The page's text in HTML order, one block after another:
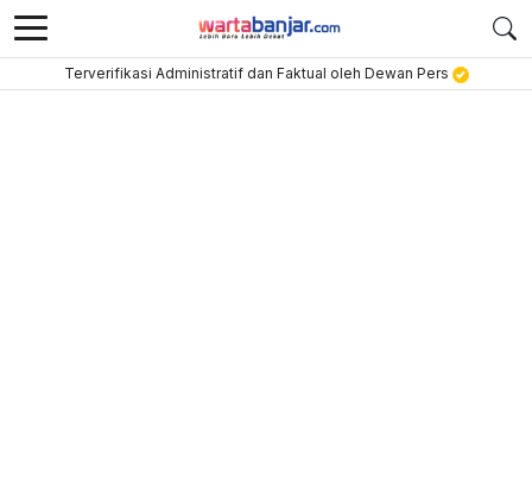
Terverifikasi Administratif dan Faktual oleh Dewan Pers